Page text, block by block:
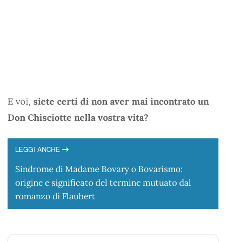
E voi, siete certi di non aver mai incontrato un
Don Chisciotte nella vostra vita?
LEGGI ANCHE
Sindrome di Madame Bovary o Bovarismo:
origine e significato del termine mutuato dal
romanzo di Flaubert